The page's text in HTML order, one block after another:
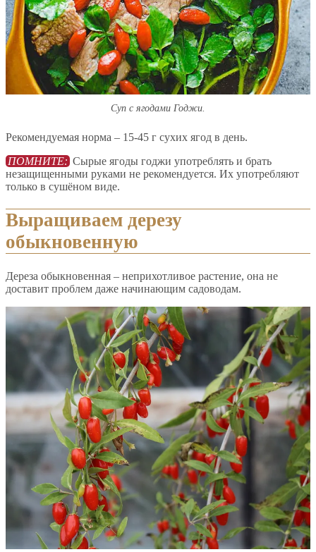
Суп с ягодами Годжи.
Рекомендуемая норма – 15-45 г сухих ягод в день.
ПОМНИТЕ: Сырые ягоды годжи употреблять и брать
незащищенными руками не рекомендуется. Их употребляют
только в сушёном виде.
Выращиваем дерезу
обыкновенную
Дереза обыкновенная – неприхотливое растение, она не
доставит проблем даже начинающим садоводам.